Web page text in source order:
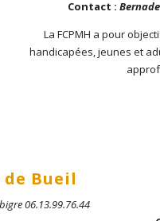
Contact :
La FCPMH a pour
handicapées, jeunes et
Bueil
06.13.99.76.44